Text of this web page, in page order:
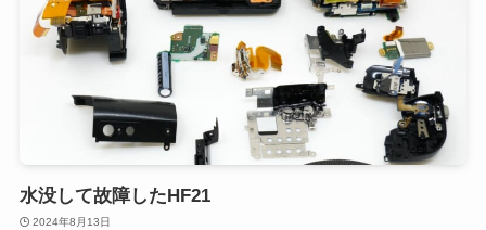
水没して故障したHF21
2024年8月13日